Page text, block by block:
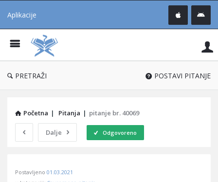
Aplikacije
®
PRETRAŽI POSTAVI PITANJE
Početna | Pitanja | pitanje br. 40069
Dalje Odgovoreno
Učene
Postavljeno 01.03.2021